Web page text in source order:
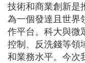
技術和商業創新是
為一個發達且世界
作平台。科大與微
控制、反洗錢等領
和業務水平。今次